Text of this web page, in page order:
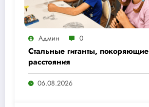
Админ 0
Стальные гиганты, покоряющие
расстояния
06.08.2026